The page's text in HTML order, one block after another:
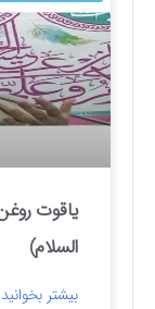
یاقوت
السلام)
بیشتر